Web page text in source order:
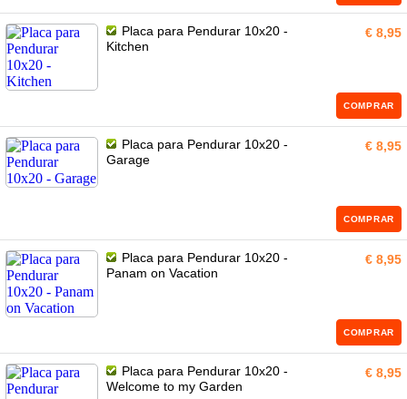
Placa para Pendurar 10x20 -
Kitchen
€ 8,95
COMPRAR
Placa para Pendurar 10x20 -
Garage
€ 8,95
COMPRAR
Placa para Pendurar 10x20 -
Panam on Vacation
€ 8,95
COMPRAR
Placa para Pendurar 10x20 -
Welcome to my Garden
€ 8,95